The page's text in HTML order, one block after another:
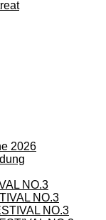
2026
NO.3
NO.3
NO.3